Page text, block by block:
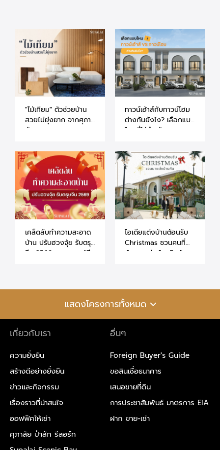
"ไม้เทียม" ตัวช่วยบ้าน
สวยไม่ยุ่งยาก จากศุภา
ลัย
ทาวน์เฮ้าส์กับทาวน์โฮม
ต่างกันยังไง? เลือกแบบ
ไหนที่ใช่สำหรับคุณ
เคล็ดลับทำความสะอาด
บ้าน ปรับฮวงจุ้ย รับตรุษ
จีน 2569 ตามศาสตร์จีน
ไอเดียแต่งบ้านต้อนรับ
Christmas ชวนคนที่
บ้านมาแต่งต้นคริสต์มาส
แสดงโครงการทั้งหมด
เกี่ยวกับเรา
ความยั่งยืน
สร้างดีอย่างยั่งยืน
ข่าวและกิจกรรม
เรื่องราวที่น่าสนใจ
ออฟฟิศให้เช่า
ศุภาลัย ป่าสัก รีสอร์ท
อื่นๆ
Foreign Buyer's Guide
ขอสินเชื่อธนาคาร
เสนอขายที่ดิน
การประชาสัมพันธ์ มาตรการ EIA
ฝาก ขาย-เช่า